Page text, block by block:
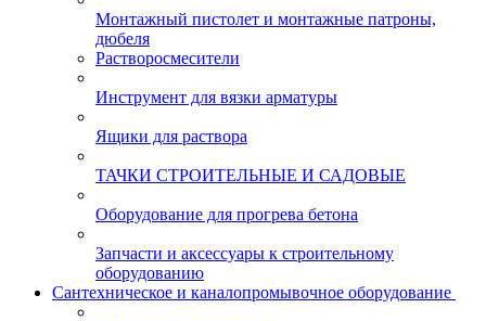
Монтажный пистолет и монтажные патроны,
дюбеля
Растворосмесители
Инструмент для вязки арматуры
Ящики для раствора
ТАЧКИ СТРОИТЕЛЬНЫЕ И САДОВЫЕ
Оборудование для прогрева бетона
Запчасти и аксессуары к строительному
оборудованию
Сантехническое и каналопромывочное оборудование